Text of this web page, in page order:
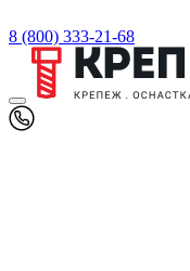
8 (800) 333-21-68